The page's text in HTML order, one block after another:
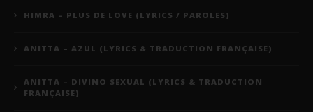
HIMRA – PLUS DE LOVE (LYRICS / PAROLES)
ANITTA – AZUL (LYRICS & TRADUCTION FRANÇAISE)
ANITTA – DIVINO SEXUAL (LYRICS & TRADUCTION
FRANÇAISE)